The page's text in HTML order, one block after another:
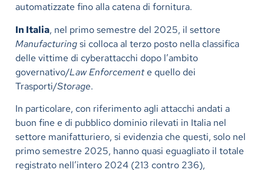
automatizzate fino alla catena di fornitura.
In Italia, nel primo semestre del 2025, il settore
Manufacturingsi colloca al terzo posto nella classifica
delle vittime di cyberattacchi dopo l’ambito
governativo/Law Enforcemente quello dei
Trasporti/Storage.
In particolare, con riferimento agli attacchi andati a
buon fine e di pubblico dominio rilevati in Italia nel
settore manifatturiero, si evidenzia che questi, solo nel
primo semestre 2025, hanno quasi eguagliato il totale
registrato nell’intero 2024 (213 contro 236),